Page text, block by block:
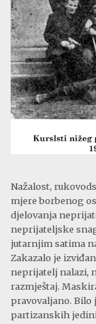
Nažalost,
mjere borbenog
djelovanja
neprijateljske
jutarnjim satima
Zakazalo je
neprijatelj nalazi,
razmještaj.
pravovaljano. Bilo
partizanskih